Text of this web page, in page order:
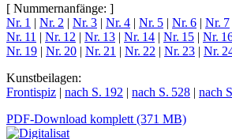
[ Nummernanfänge: ]
Nr. 1 | Nr. 2 | Nr. 3 | Nr. 4 | Nr. 5 | Nr. 6 | Nr. 7
Nr. 11 | Nr. 12 | Nr. 13 | Nr. 14 | Nr. 15 | Nr.
Nr. 19 | Nr. 20 | Nr. 21 | Nr. 22 | Nr. 23 | Nr.
Kunstbeilagen:
Frontispiz | nach S. 192 | nach S. 528 | nach
PDF-Download komplett (371 MB)